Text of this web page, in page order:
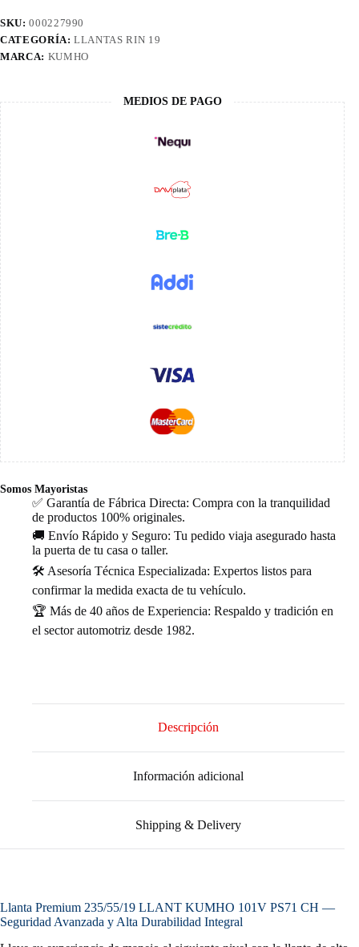
SKU:000227990
CATEGORÍA:LLANTAS RIN 19
MARCA: KUMHO
MEDIOS DE PAGO
Somos Mayoristas
✅ Garantía de Fábrica Directa: Compra con la tranquilidad
de productos 100% originales.
🚚 Envío Rápido y Seguro: Tu pedido viaja asegurado hasta
la puerta de tu casa o taller.
🛠️ Asesoría Técnica Especializada: Expertos listos para
confirmar la medida exacta de tu vehículo.
🏆 Más de 40 años de Experiencia: Respaldo y tradición en
el sector automotriz desde 1982.
Descripción
Información adicional
Shipping & Delivery
Llanta Premium 235/55/19 LLANT KUMHO 101V PS71 CH —
Seguridad Avanzada y Alta Durabilidad Integral